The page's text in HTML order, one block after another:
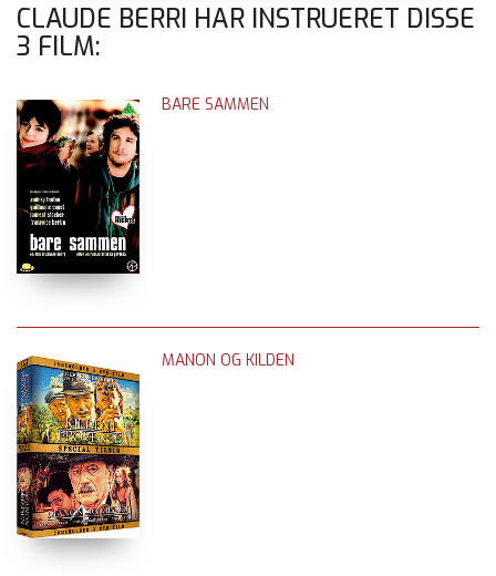
CLAUDE BERRI HAR INSTRUERET DISSE
3 FILM:
BARE SAMMEN
MANON OG KILDEN